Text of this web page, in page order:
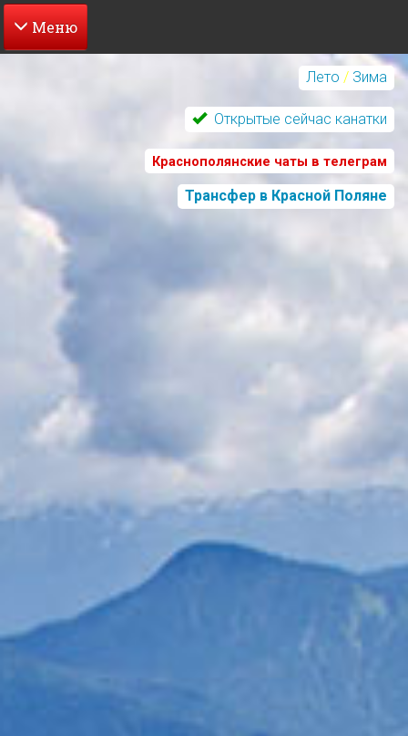
Перейти
Лето / Зима
Открытые сейчас канатки
Краснополянские чаты в телеграм
Трансфер в Красной Поляне